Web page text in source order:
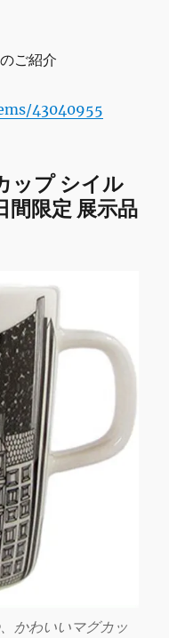
ご紹介
43040955
ップ シイル
限定 展示品
かわいいマグカッ